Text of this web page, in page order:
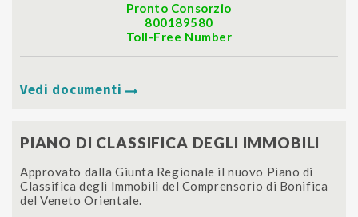
Pronto Consorzio
800189580
Toll-Free Number
Vedi documenti
PIANO DI CLASSIFICA DEGLI IMMOBILI
Approvato dalla Giunta Regionale il nuovo Piano di
Classifica degli Immobili del Comprensorio di Bonifica
del Veneto Orientale.